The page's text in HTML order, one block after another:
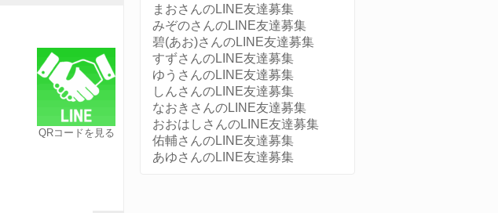
QRコードを見る
まおさんのLINE友達募集
みぞのさんのLINE友達募集
碧(あお)さんのLINE友達募集
すずさんのLINE友達募集
ゆうさんのLINE友達募集
しんさんのLINE友達募集
なおきさんのLINE友達募集
おおはしさんのLINE友達募集
佑輔さんのLINE友達募集
あゆさんのLINE友達募集